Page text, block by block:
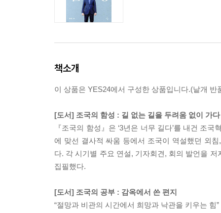
책소개
이 상품은 YES24에서 구성한 상품입니다.(낱개 반
[도서] 조국의 함성 : 길 없는 길을 두려움 없이 가
『조국의 함성』은 ‘3년은 너무 길다’를 내건 조
에 맞선 결사적 싸움 등에서 조국이 역설했던 외
다. 각 시기별 주요 연설, 기자회견, 회의 발언을
집필했다.
[도서] 조국의 공부 : 감옥에서 쓴 편지
“절망과 비관의 시간에서 희망과 낙관을 키우는 힘”